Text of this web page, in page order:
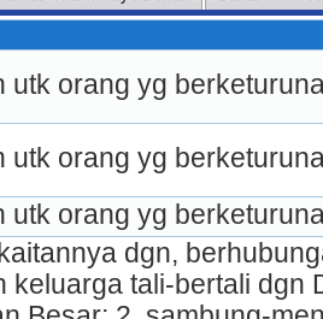
utk orang yg
utk orang yg
utk orang yg
dgn,
keluarga tali-bertali dgn